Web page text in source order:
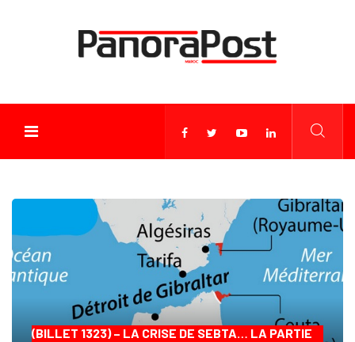
(BILLET 1323) – LA CRISE DE SEBTA… LA PARTIE